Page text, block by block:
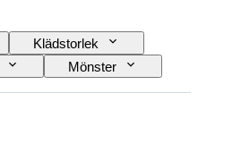
Klädstorlek
Mönster